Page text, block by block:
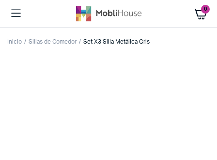
0
Inicio Sillas de Comedor Set X3 Silla Metálica Gris